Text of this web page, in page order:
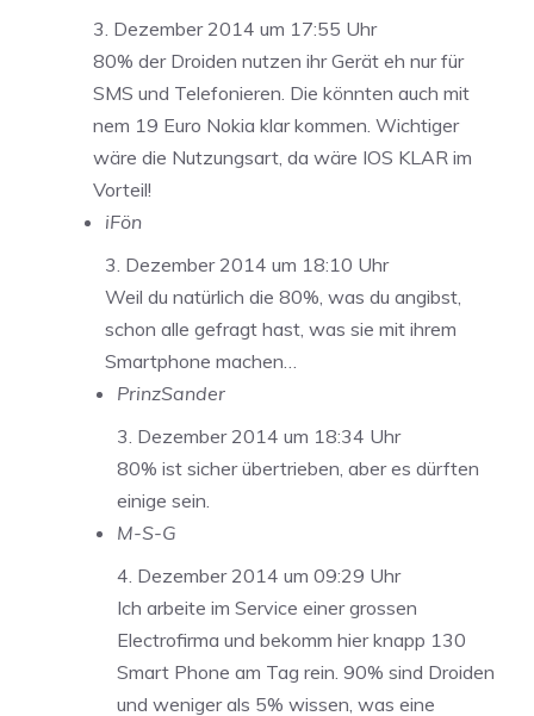
3. Dezember 2014 um 17:55 Uhr
80% der Droiden nutzen ihr Gerät eh nur für
SMS und Telefonieren. Die könnten auch mit
nem 19 Euro Nokia klar kommen. Wichtiger
wäre die Nutzungsart, da wäre IOS KLAR im
Vorteil!
iFön
3. Dezember 2014 um 18:10 Uhr
Weil du natürlich die 80%, was du angibst,
schon alle gefragt hast, was sie mit ihrem
Smartphone machen…
PrinzSander
3. Dezember 2014 um 18:34 Uhr
80% ist sicher übertrieben, aber es dürften
einige sein.
M-S-G
4. Dezember 2014 um 09:29 Uhr
Ich arbeite im Service einer grossen
Electrofirma und bekomm hier knapp 130
Smart Phone am Tag rein. 90% sind Droiden
und weniger als 5% wissen, was eine